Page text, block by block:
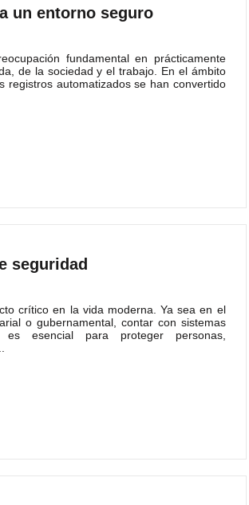
un entorno seguro
fundamental en prácticamente
de la sociedad y el trabajo. En el ámbito
registros automatizados se han convertido
seguridad
crítico en la vida moderna. Ya sea en el
o gubernamental, contar con sistemas
es esencial para proteger personas,